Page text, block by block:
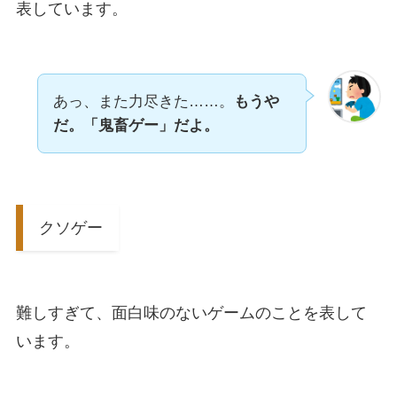
表しています。
あっ、また力尽きた……。
もうや
だ。「鬼畜ゲー」だよ。
クソゲー
難しすぎて、面白味のないゲームのことを表して
います。